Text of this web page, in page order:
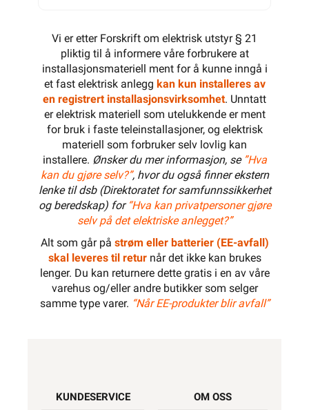
Vi er etter Forskrift om elektrisk utstyr § 21
pliktig til å informere våre forbrukere at
installasjonsmateriell ment for å kunne inngå i
et fast elektrisk anlegg kan kun installeres av
en registrert installasjonsvirksomhet. Unntatt
er elektrisk materiell som utelukkende er ment
for bruk i faste teleinstallasjoner, og elektrisk
materiell som forbruker selv lovlig kan
installere. Ønsker du mer informasjon, se ”Hva
kan du gjøre selv?”, hvor du også finner ekstern
lenke til dsb (Direktoratet for samfunnssikkerhet
og beredskap) for “Hva kan privatpersoner gjøre
selv på det elektriske anlegget?”
Alt som går på strøm eller batterier (EE-avfall)
skal leveres til returnår det ikke kan brukes
lenger. Du kan returnere dette gratis i en av våre
varehus og/eller andre butikker som selger
samme type varer. “Når EE-produkter blir avfall”
KUNDESERVICE OM OSS